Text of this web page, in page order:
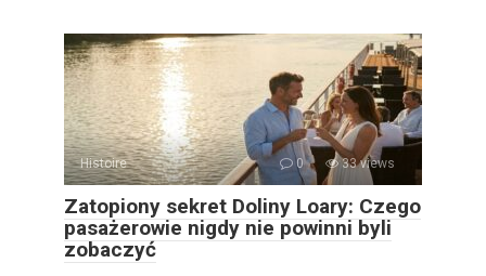
Histoire 0 33 views
Zatopiony sekret Doliny Loary: Czego
pasażerowie nigdy nie powinni byli
zobaczyć